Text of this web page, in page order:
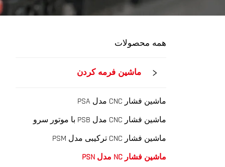
همه محصولات
ماشین فرمه کردن
ماشین فشار CNC مدل PSA
ماشین فشار CNC مدل PSB با موتور سرو
ماشین فشار CNC ترکیبی مدل PSM
ماشین فشار NC مدل PSN